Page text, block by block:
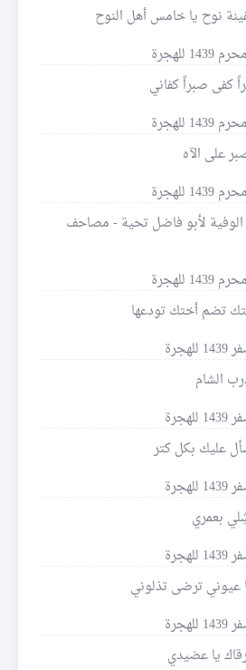
نوح يا خامس أهل النوح
كفى صبراً كفاني
على الآه
الوفية لأبو فاضل تحية - مصاحف
تضم أختك تودعها
الشام
عليك بكل كتر
بعمري
عيوني ترضى تذلوني
يا عضيدي